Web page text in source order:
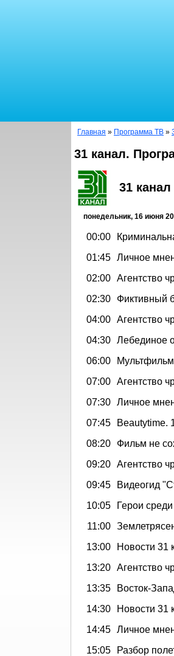
Главная » Программа ТВ »
31 канал.
31 канал
понедельник, 16 июня
00:00
01:45 Личное
02:00 Агентство
02:30
Фиктивный
04:00 Агентство
04:30 Лебединое
06:00
07:00 Агентство
07:30 Личное
07:45
Beautytime.
08:20
Фильм не
09:20 Агентство
09:45
Видеогид
10:05
Герои
11:00
13:00
Новости 31
13:20 Агентство
13:35
Восток-
14:30
Новости 31
14:45 Личное
15:05
Разбор